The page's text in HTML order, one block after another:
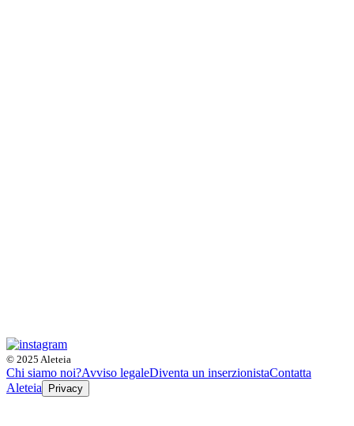
© 2025 Aleteia
Chi siamo noi?Avviso legaleDiventa un inserzionistaContatta
Aleteia
Privacy